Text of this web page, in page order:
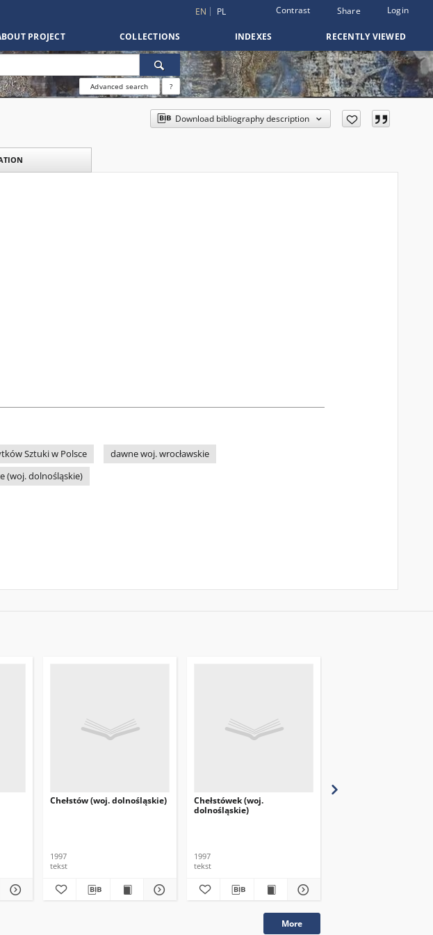
EN PL Contrast Share Login
PROJECT COLLECTIONS INDEXES RECENTLY VIEWED
Advanced search ?
Download bibliography description
Sztuki w Polsce
dawne woj. wrocławskie
(woj. dolnośląskie)
Chełstów (woj. dolnośląskie)
1997
tekst
Chełstówek (woj.
dolnośląskie)
1997
tekst
More